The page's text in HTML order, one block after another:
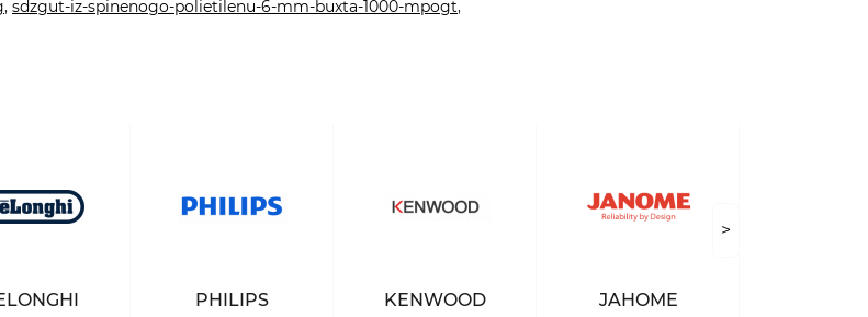
, sdzgut-iz-spinenogo-polietilenu-6-mm-buxta-1000-mpogt,
PHILIPS KENWOOD JAHOME
>